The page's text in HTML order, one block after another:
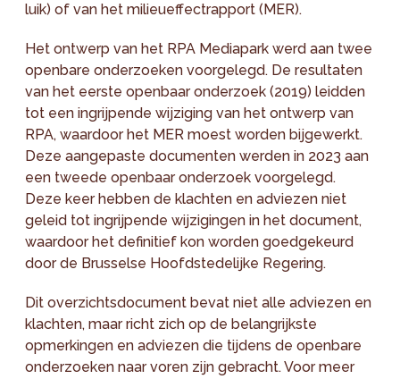
luik) of van het milieueffectrapport (MER).
Het ontwerp van het RPA Mediapark werd aan twee
openbare onderzoeken voorgelegd. De resultaten
van het eerste openbaar onderzoek (2019) leidden
tot een ingrijpende wijziging van het ontwerp van
RPA, waardoor het MER moest worden bijgewerkt.
Deze aangepaste documenten werden in 2023 aan
een tweede openbaar onderzoek voorgelegd.
Deze keer hebben de klachten en adviezen niet
geleid tot ingrijpende wijzigingen in het document,
waardoor het definitief kon worden goedgekeurd
door de Brusselse Hoofdstedelijke Regering.
Dit overzichtsdocument bevat niet alle adviezen en
klachten, maar richt zich op de belangrijkste
opmerkingen en adviezen die tijdens de openbare
onderzoeken naar voren zijn gebracht. Voor meer